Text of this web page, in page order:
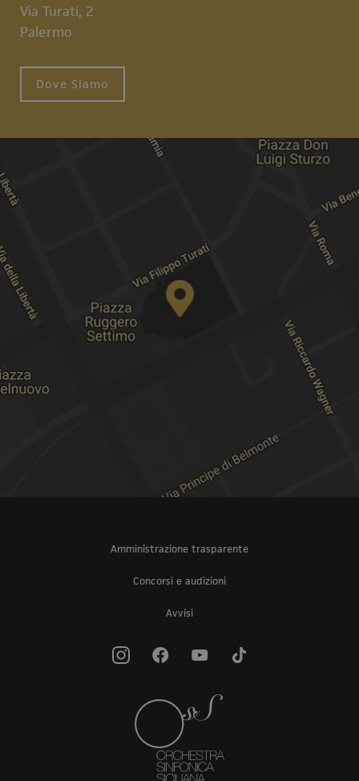
Via Turati, 2
Palermo
Dove Siamo
Amministrazione trasparente
Concorsi e audizioni
Avvisi